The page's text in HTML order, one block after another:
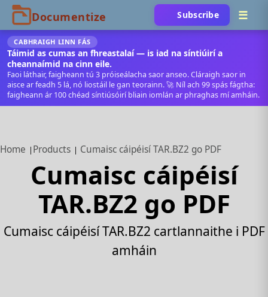
Subscribe
CABHRAIGH LINN FÁS
Táimid as cumas an fhreastalaí — is iad na síntiúirí a
cheannaímid na cinn eile.
Faoi láthair, faigheann tú 3 próiseálacha saor anseo. Cláraigh saor in
aisce ar feadh 5 lá, nó liostáil le gan teorainn. 🚀 Níl ach 99 spás fágtha:
faigheann ár 100 chéad síntiúsóirí bliain iomlán ar phraghas mí amháin.
Home Products Cumaisc cáipéisí TAR.BZ2 go PDF
Cumaisc cáipéisí
TAR.BZ2 go PDF
Cumaisc cáipéisí TAR.BZ2 cartlannaithe i PDF
amháin